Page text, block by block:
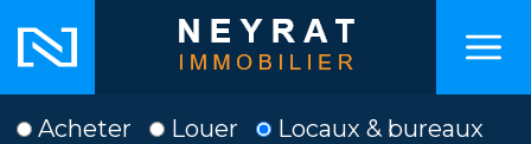
Acheter Louer Locaux & bureaux